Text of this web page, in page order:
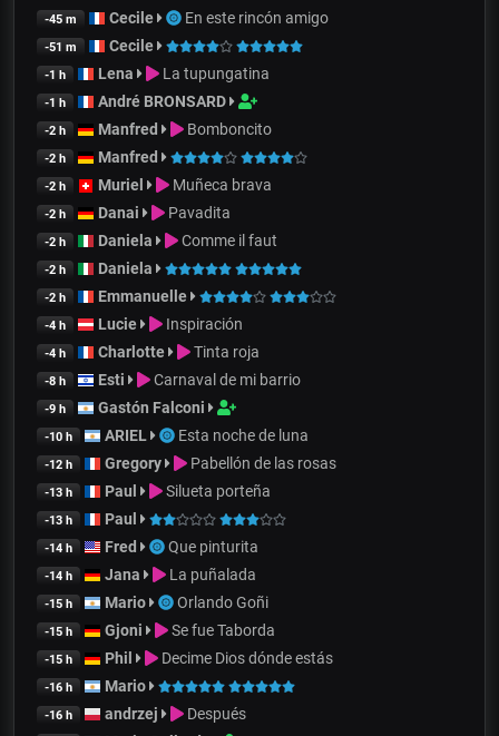
-45 m Cecile En este rincón amigo
-51 m Cecile
-1 h Lena La tupungatina
-1 h André BRONSARD
-2 h Manfred Bomboncito
-2 h Manfred
-2 h Muriel Muñeca brava
-2 h Danai Pavadita
-2 h Daniela Comme il faut
-2 h Daniela
-2 h Emmanuelle
-4 h Lucie Inspiración
-4 h Charlotte Tinta roja
-8 h Esti Carnaval de mi barrio
-9 h Gastón Falconi
-10 h ARIEL Esta noche de luna
-12 h Gregory Pabellón de las rosas
-13 h Paul Silueta porteña
-13 h Paul
-14 h Fred Que pinturita
-14 h Jana La puñalada
-15 h Mario Orlando Goñi
-15 h Gjoni Se fue Taborda
-15 h Phil Decime Dios dónde estás
-16 h Mario
-16 h andrzej Después